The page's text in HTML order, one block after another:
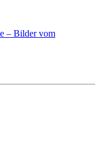
– Bilder vom